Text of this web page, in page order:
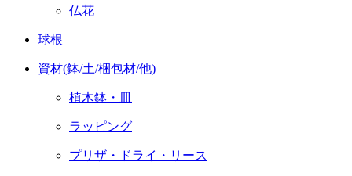
仏花
球根
資材(鉢/土/梱包材/他)
植木鉢・皿
ラッピング
プリザ・ドライ・リース